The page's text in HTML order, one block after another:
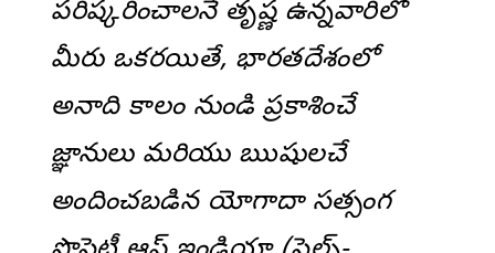
పరిష్కరించాలనే తృష్ణ ఉన్నవారిలో
మీరు ఒకరయితే, భారతదేశంలో
అనాది కాలం నుండి ప్రకాశించే
జ్ఞానులు మరియు ఋషులచే
అందించబడిన యోగాదా సత్సంగ